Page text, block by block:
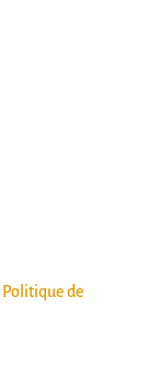
Politique de